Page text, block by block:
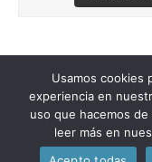
Copyright ©
Usamos cookies
experiencia en
uso que hacemos
leer más en